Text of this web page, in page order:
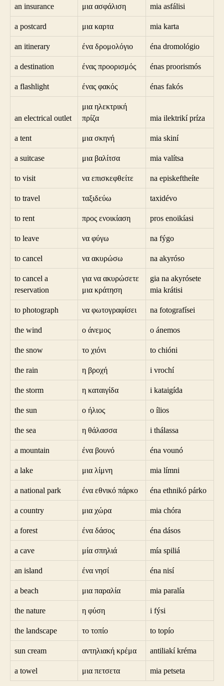
an insurance μια ασφάλιση mia asfálisi
a postcard μια καρτα mia karta
an itinerary ένα δρομολόγιο éna dromológio
a destination ένας προορισμός énas proorismós
a flashlight ένας φακός énas fakós
an electrical outlet
μια ηλεκτρική
πρίζα
mia ilektrikí príza
a tent μια σκηνή mia skiní
a suitcase μια βαλίτσα mia valítsa
to visit να επισκεφθείτε na episkeftheíte
to travel ταξιδεύω taxidévo
to rent προς ενοικίαση pros enoikíasi
to leave να φύγω na fýgo
to cancel να ακυρώσω na akyróso
to cancel a
reservation
για να ακυρώσετε
μια κράτηση
gia na akyrósete
mia krátisi
to photograph να φωτογραφίσει na fotografísei
the wind ο άνεμος o ánemos
the snow το χιόνι to chióni
the rain η βροχή i vrochí
the storm η καταιγίδα i kataigída
the sun ο ήλιος o ílios
the sea η θάλασσα i thálassa
a mountain ένα βουνό éna vounó
a lake μια λίμνη mia límni
a national park ένα εθνικό πάρκο éna ethnikó párko
a country μια χώρα mia chóra
a forest ένα δάσος éna dásos
a cave μία σπηλιά mía spiliá
an island ένα νησί éna nisí
a beach μια παραλία mia paralía
the nature η φύση i fýsi
the landscape το τοπίο to topío
sun cream αντηλιακή κρέμα antiliakí kréma
a towel μια πετσετα mia petseta